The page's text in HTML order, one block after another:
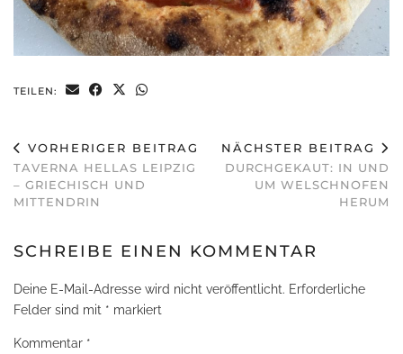
TEILEN:
VORHERIGER BEITRAG
TAVERNA HELLAS LEIPZIG
– GRIECHISCH UND
MITTENDRIN
NÄCHSTER BEITRAG
DURCHGEKAUT: IN UND
UM WELSCHNOFEN
HERUM
SCHREIBE EINEN KOMMENTAR
Deine E-Mail-Adresse wird nicht veröffentlicht. Erforderliche
Felder sind mit * markiert
Kommentar *